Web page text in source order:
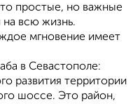
простые, но важные
всю жизнь.
мгновение имеет
в Севастополе:
развития территории
шоссе. Это район,